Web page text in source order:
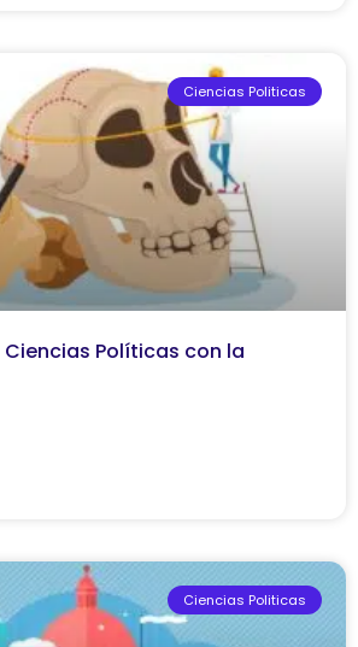
Ciencias Politicas
Políticas con la
Ciencias Politicas